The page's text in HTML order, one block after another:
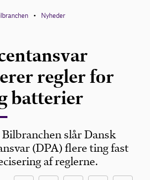
• Nyheder
regler for
batterier
slår Dansk
(DPA) flere ting fast
af reglerne.